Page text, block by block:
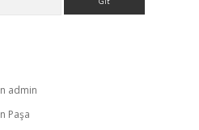
admin
Paşa